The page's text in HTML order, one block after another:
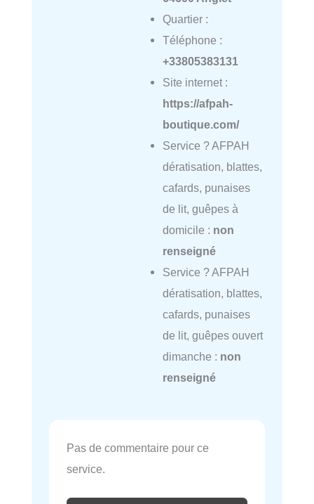
Quartier :
Téléphone :
+33805383131
Site internet :
https://afpah-
boutique.com/
Service ? AFPAH
dératisation, blattes,
cafards, punaises
de lit, guêpes à
domicile : non
renseigné
Service ? AFPAH
dératisation, blattes,
cafards, punaises
de lit, guêpes ouvert
dimanche : non
renseigné
Pas de commentaire pour ce
service.